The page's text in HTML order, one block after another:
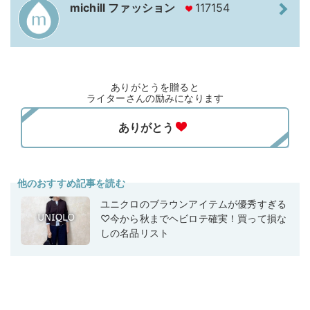
michill ファッション 117154
ありがとうを贈ると
ライターさんの励みになります
他のおすすめ記事を読む
ユニクロのブラウンアイテムが優秀すぎる
♡今から秋までヘビロテ確実！買って損な
しの名品リスト